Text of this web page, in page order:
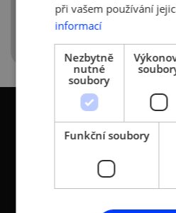
při vašem používání
informací
Nezbytně
nutné
soubory
Funkční soubory